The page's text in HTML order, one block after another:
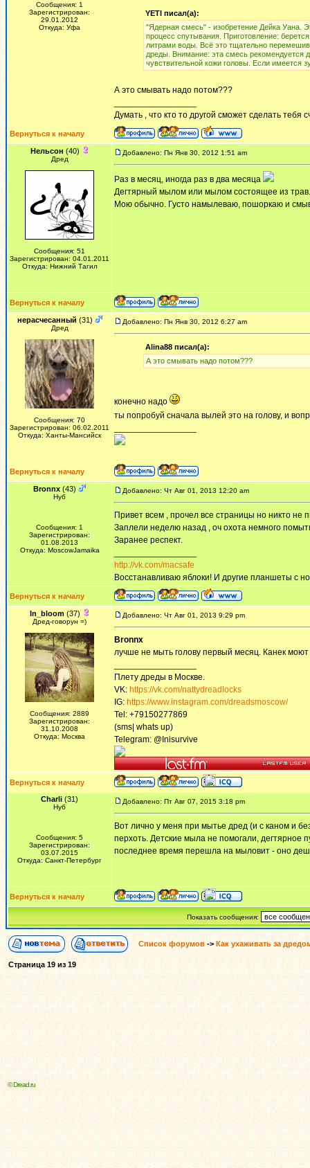
Сообщения: 1
Зарегистрирован:
29.01.2012
Откуда: Уфа
YETI писал(а):
"Ядерная смесь" - изобретение Дейка Уана.
процесс спутывания. Приготовление:
литрами воды. Всё это тщательно
дреды. Внимание: эта смесь рекомендуется
чувствительной кожи головы. Если имеется
А это смывать надо потом???
Думать , что кто то другой сможет сделать
Вернуться к началу
Нельсон (40)
Дред
Сообщения: 51
Зарегистрирован: 04.01.2011
Откуда: Нижний Тагил
Добавлено: Пн Янв 30, 2012 1:51 am
Раз в месяц, иногда раз в два месяца
Дегтярный мылом или мылом состоящее из трав.
Мою обычно. Густо намылеваю, пошоркаю и
Вернуться к началу
нерасчесанный (31)
Дред
Сообщения: 70
Зарегистрирован: 06.02.2011
Откуда: Ханты-Мансийск
Добавлено: Пн Янв 30, 2012 6:27 am
Alina88 писал(а):
А это смывать надо потом???
конечно надо
ты попробуй сначала вылей это на голову, и
Вернуться к началу
Bronnx (43)
Нуб
Сообщения: 1
Зарегистрирован:
01.08.2013
Откуда: MoscowJamaika
Добавлено: Чт Авг 01, 2013 12:20 am
Привет всем , прочел все страницы но никто не
Заплели неделю назад , оч охота немного
Заранее респект.
http://vk.com/macsafe
Восстанавливаю яблоки! И другие планшеты с
Вернуться к началу
In_bloom(37)
Дред-говорун =)
Сообщения: 2889
Зарегистрирован:
31.10.2008
Откуда: Москва
Добавлено: Чт Авг 01, 2013 9:29 pm
Bronnx
лучше не мыть голову первый месяц. Канек
Плету дреды в Москве.
VK: https://vk.com/nattydreadlocks
IG: https://www.instagram.com/dreadsmoscow/
Tel: +79150277869
(sms| whats up)
Telegram: @Inisurvive
Вернуться к началу
Charli (31)
Нуб
Сообщения: 5
Зарегистрирован:
03.07.2015
Откуда: Санкт-Петербург
Добавлено: Пт Авг 07, 2015 3:18 pm
Вот лично у меня при мытье дред (и с каном и
перхоть. Детские мыла не помогали, дегтярное
последнее время перешла на мыловит - оно
Вернуться к началу
Показать сообщения:
Список форумов -> Как ухаживать за
Страница 19 из 19
© Dread.ru